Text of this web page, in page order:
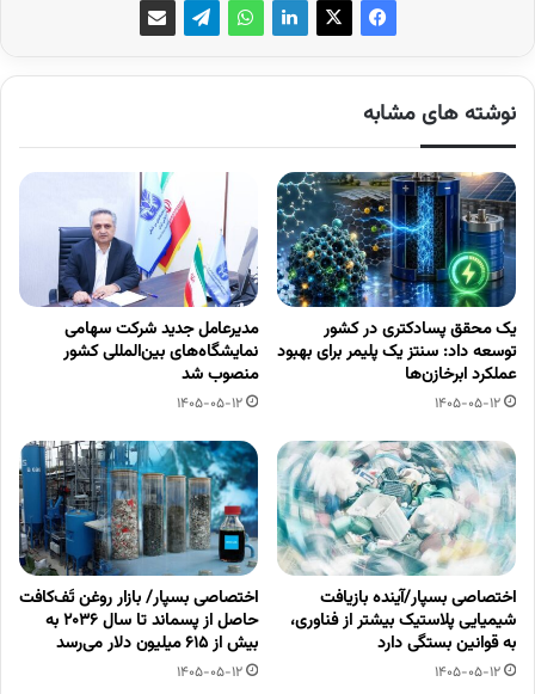
نوشته های مشابه
یک محقق پسادکتری در کشور
توسعه داد: سنتز یک پلیمر برای بهبود
عملکرد ابرخازن‌ها
1405-05-12
مدیرعامل جدید شرکت سهامی
نمایشگاه‌های بین‌المللی کشور
منصوب شد
1405-05-12
اختصاصی بسپار/آینده بازیافت
شیمیایی پلاستیک بیشتر از فناوری،
به قوانین بستگی دارد
1405-05-12
اختصاصی بسپار/ بازار روغن تَف‌کافت
حاصل از پسماند تا سال ۲۰۳۶ به
بیش از ۶۱۵ میلیون دلار می‌رسد
1405-05-12